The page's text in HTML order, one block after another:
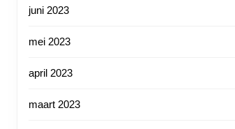
juni 2023
mei 2023
april 2023
maart 2023